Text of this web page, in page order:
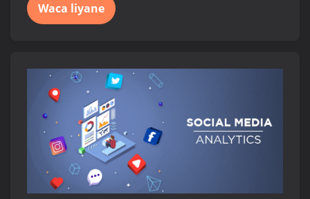
Waca liyane